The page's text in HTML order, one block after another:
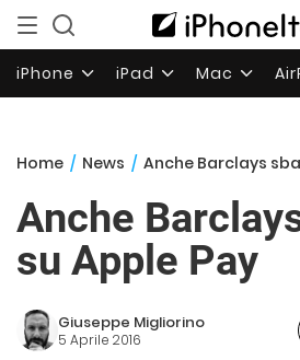
iPhone iPad Mac
Home / News / Anche Barclays
Anche
su Apple Pay
Giuseppe Migliorino
5 Aprile 2016